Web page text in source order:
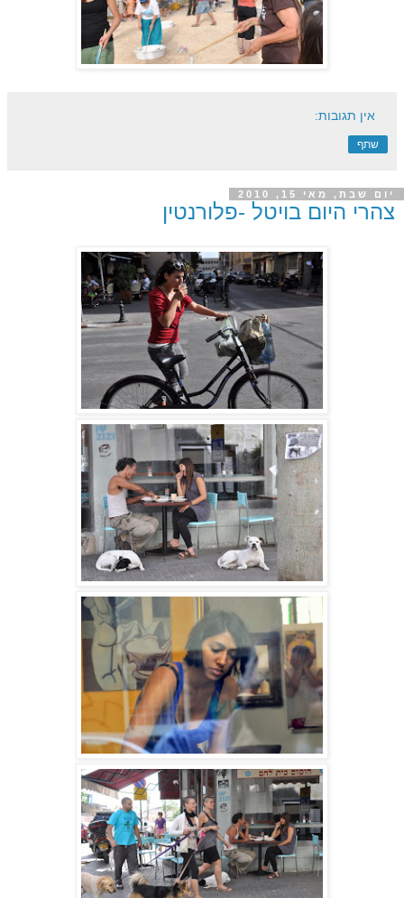
אין תגובות:
שתף
יום שבת, מאי 15, 2010
צהרי היום בויטל -פלורנטין